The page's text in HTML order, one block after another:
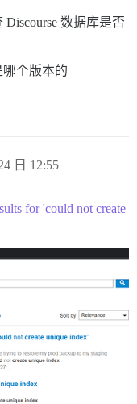
数据库是否
个版本的
日 12:55
for 'could not create